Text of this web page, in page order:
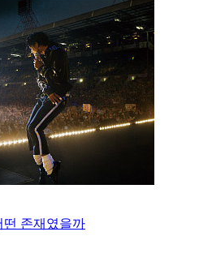
떤 존재였을까